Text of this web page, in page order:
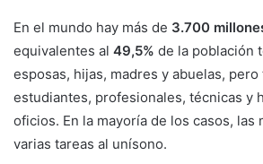
En el mundo hay más de 3.700
equivalentes al 49,5% de la población
esposas, hijas, madres y abuelas, pero
estudiantes, profesionales, técnicas y
oficios. En la mayoría de los casos, las
varias tareas al unísono.